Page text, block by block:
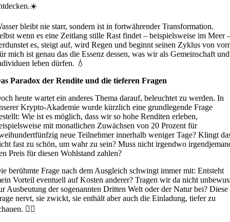
bleibt nie starr, sondern ist in fortwährender Transformation.
wenn es eine Zeitlang stille Rast findet – beispielsweise im Meer
es, steigt auf, wird Regen und beginnt seinen Zyklus von
mich ist genau das die Essenz dessen, was wir als Gemeinschaft und
leben dürfen. 💧
Paradox der Rendite und die tieferen Fragen
heute wartet ein anderes Thema darauf, beleuchtet zu werden. In
Krypto-Akademie wurde kürzlich eine grundlegende Frage
Wie ist es möglich, dass wir so hohe Renditen erleben,
mit monatlichen Zuwächsen von 20 Prozent für
neue Teilnehmer innerhalb weniger Tage? Klingt
fast zu schön, um wahr zu sein? Muss nicht irgendwo
Preis für diesen Wohlstand zahlen?
berühmte Frage nach dem Ausgleich schwingt immer mit: Entsteht
Vorteil eventuell auf Kosten anderer? Tragen wir da nicht
Ausbeutung der sogenannten Dritten Welt oder der Natur bei? Diese
nervt, sie zwickt, sie enthält aber auch die Einladung, tiefer zu
🕵️‍♂️